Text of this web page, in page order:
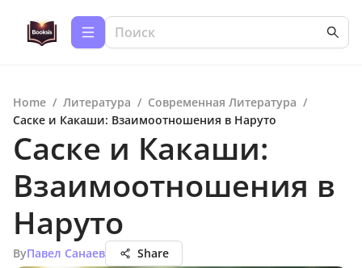
Home / Литература / Современная Литература /
Саске и Какаши: Взаимоотношения в Наруто
Саске и Какаши:
Взаимоотношения в
Наруто
ByПавел Санаев Share